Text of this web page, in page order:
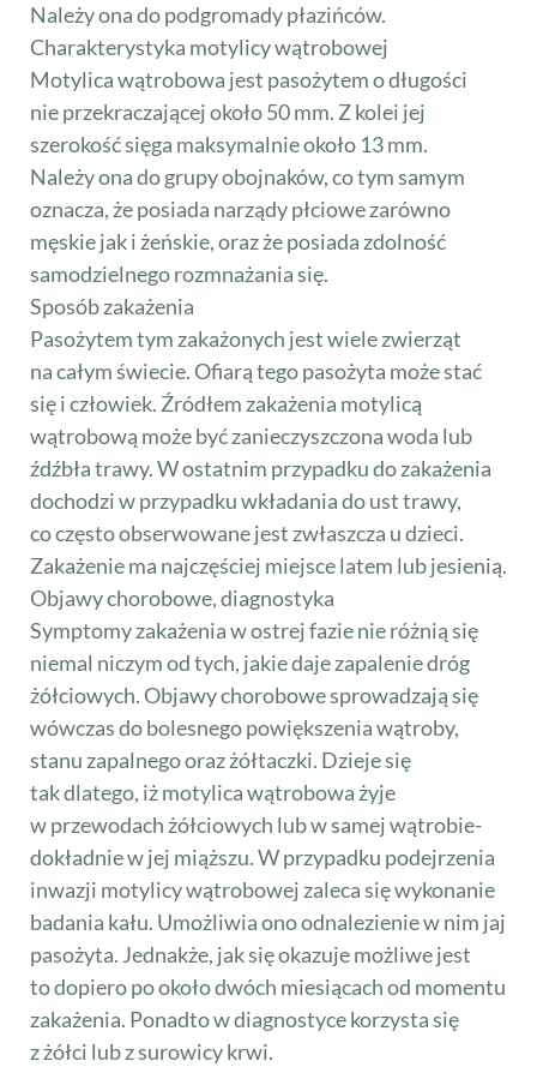
Należy ona do podgromady płazińców.
Charakterystyka motylicy wątrobowej
Motylica wątrobowa jest pasożytem o długości
nie przekraczającej około 50 mm. Z kolei jej
szerokość sięga maksymalnie około 13 mm.
Należy ona do grupy obojnaków, co tym samym
oznacza, że posiada narządy płciowe zarówno
męskie jak i żeńskie, oraz że posiada zdolność
samodzielnego rozmnażania się.
Sposób zakażenia
Pasożytem tym zakażonych jest wiele zwierząt
na całym świecie. Ofiarą tego pasożyta może stać
się i człowiek. Źródłem zakażenia motylicą
wątrobową może być zanieczyszczona woda lub
źdźbła trawy. W ostatnim przypadku do zakażenia
dochodzi w przypadku wkładania do ust trawy,
co często obserwowane jest zwłaszcza u dzieci.
Zakażenie ma najczęściej miejsce latem lub jesienią.
Objawy chorobowe, diagnostyka
Symptomy zakażenia w ostrej fazie nie różnią się
niemal niczym od tych, jakie daje zapalenie dróg
żółciowych. Objawy chorobowe sprowadzają się
wówczas do bolesnego powiększenia wątroby,
stanu zapalnego oraz żółtaczki. Dzieje się
tak dlatego, iż motylica wątrobowa żyje
w przewodach żółciowych lub w samej wątrobie-
dokładnie w jej miąższu. W przypadku podejrzenia
inwazji motylicy wątrobowej zaleca się wykonanie
badania kału. Umożliwia ono odnalezienie w nim jaj
pasożyta. Jednakże, jak się okazuje możliwe jest
to dopiero po około dwóch miesiącach od momentu
zakażenia. Ponadto w diagnostyce korzysta się
z żółci lub z surowicy krwi.